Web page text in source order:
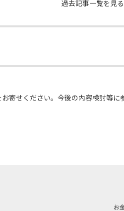
過去記事一覧を見る
寄せください。今後の内容検討等に
お